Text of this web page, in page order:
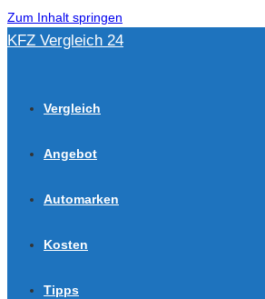
Zum Inhalt springen
KFZ Vergleich 24
Vergleich
Angebot
Automarken
Kosten
Tipps